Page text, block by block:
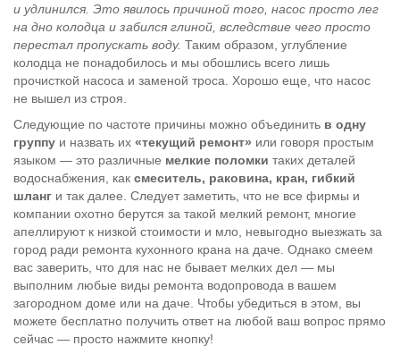
и удлинился. Это явилось причиной того, насос просто лег
на дно колодца и забился глиной, вследствие чего просто
перестал пропускать воду. Таким образом, углубление
колодца не понадобилось и мы обошлись всего лишь
прочисткой насоса и заменой троса. Хорошо еще, что насос
не вышел из строя.
Следующие по частоте причины можно объединить в одну
группу и назвать их «текущий ремонт» или говоря простым
языком — это различные мелкие поломки таких деталей
водоснабжения, как смеситель, раковина, кран, гибкий
шланг и так далее. Следует заметить, что не все фирмы и
компании охотно берутся за такой мелкий ремонт, многие
апеллируют к низкой стоимости и мло, невыгодно выезжать за
город ради ремонта кухонного крана на даче. Однако смеем
вас заверить, что для нас не бывает мелких дел — мы
выполним любые виды ремонта водопровода в вашем
загородном доме или на даче. Чтобы убедиться в этом, вы
можете бесплатно получить ответ на любой ваш вопрос прямо
сейчас — просто нажмите кнопку!